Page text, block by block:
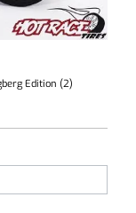
Edition (2)